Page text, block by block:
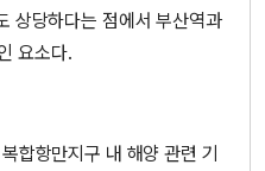
상당하다는 점에서 부산역과
요소다.
합항만지구 내 해양 관련 기